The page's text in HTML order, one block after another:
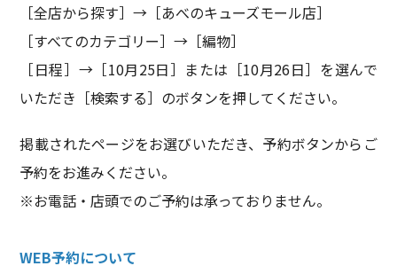
［全店から探す］→［あべのキューズモール店］
［すべてのカテゴリー］→［編物］
［日程］→［10月25日］または［10月26日］を選んで
いただき［検索する］のボタンを押してください。
掲載されたページをお選びいただき、予約ボタンからご
予約をお進みください。
※お電話・店頭でのご予約は承っておりません。
WEB予約について